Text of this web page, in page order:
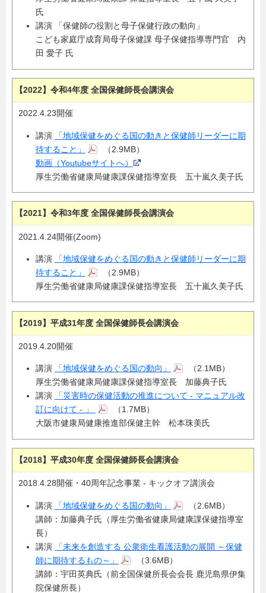
氏
講演 「保健師の役割と母子保健行政の動向」
こども家庭庁成育局母子保健課 母子保健指導専門官 内
田 愛子 氏
【2022】令和4年度 全国保健師長会講演会
2022.4.23開催
講演
「地域保健をめぐる国の動きと保健師リーダーに期
待すること」
（2.9MB）
動画（Youtubeサイトへ）
厚生労働省健康局健康課保健指導室長 五十嵐久美子氏
【2021】令和3年度 全国保健師長会講演会
2021.4.24開催(Zoom)
講演
「地域保健をめぐる国の動きと保健師リーダーに期
待すること」
（2.9MB）
厚生労働省健康局健康課保健指導室長 五十嵐久美子氏
【2019】平成31年度 全国保健師長会講演会
2019.4.20開催
講演 「地域保健をめぐる国の動向」
（2.1MB）
厚生労働省健康局健康課保健指導室長 加藤典子氏
講演
「災害時の保健活動の推進について - マニュアル改
訂に向けて - 」
（1.7MB）
大阪市健康局健康推進部保健主幹 松本珠美氏
【2018】平成30年度 全国保健師長会講演会
2018.4.28開催・40周年記念事業 - キックオフ講演会
講演 「地域保健をめぐる国の動向」
（2.6MB）
講師：加藤典子氏（厚生労働省健康局健康課保健指導室
長）
講演
「未来を創造する 公衆衛生看護活動の展開 ～保健
師に期待するもの～」
（3.6MB）
講師：宇田英典氏（前全国保健所長会会長 鹿児島県伊集
院保健所長）